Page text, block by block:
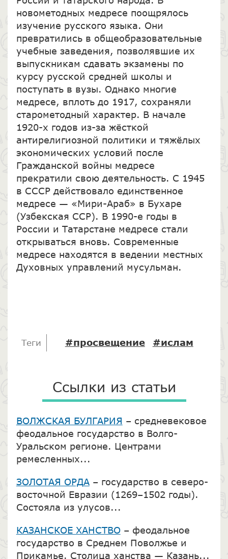
новометодных медресе поощрялось
изучение русского языка. Они
превратились в общеобразовательные
учебные заведения, позволявшие их
выпускникам сдавать экзамены по
курсу русской средней школы и
поступать в вузы. Однако многие
медресе, вплоть до 1917, сохраняли
старометодный характер. В начале
1920-х годов из-за жёсткой
антирелигиозной политики и тяжёлых
экономических условий после
Гражданской войны медресе
прекратили свою деятельность. С 1945
в СССР действовало единственное
медресе — «Мири-Араб» в Бухаре
(Узбекская ССР). В 1990-е годы в
России и Татарстане медресе стали
открываться вновь. Современные
медресе находятся в ведении местных
Духовных управлений мусульман.
Теги #просвещение #ислам
Ссылки из статьи
ВОЛЖСКАЯ БУЛГАРИЯ – средневековое
феодальное государство в Волго-
Уральском регионе. Центрами
ремесленных...
ЗОЛОТАЯ ОРДА – государство в северо-
восточной Евразии (1269–1502 годы).
Состояла из улусов...
КАЗАНСКОЕ ХАНСТВО – феодальное
государство в Среднем Поволжье и
Прикамье. Столица ханства — Казань...